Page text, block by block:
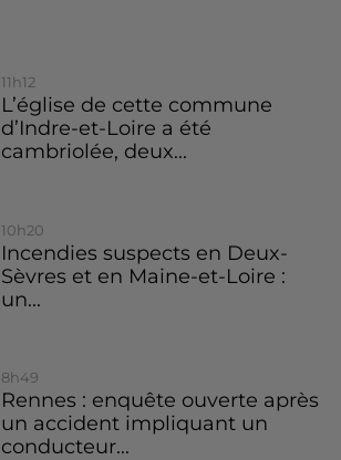
11h12
L’église de cette commune
d’Indre-et-Loire a été
cambriolée, deux...
10h20
Incendies suspects en Deux-
Sèvres et en Maine-et-Loire :
un...
8h49
Rennes : enquête ouverte après
un accident impliquant un
conducteur...